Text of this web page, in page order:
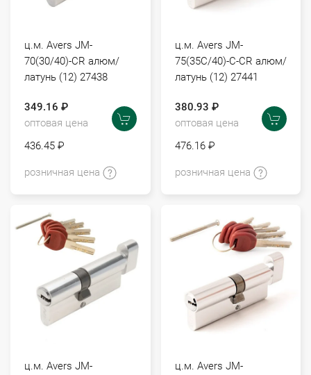
ц.м. Avers JM-
70(30/40)-CR алюм/
латунь (12) 27438
349.16 ₽
оптовая цена
436.45 ₽
розничная цена
ц.м. Avers JM-
75(35С/40)-С-CR алюм/
латунь (12) 27441
380.93 ₽
оптовая цена
476.16 ₽
розничная цена
ц.м. Avers JM-
ц.м. Avers JM-